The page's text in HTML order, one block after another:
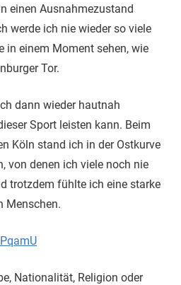
einen Ausnahmezustand
werde ich nie wieder so viele
in einem Moment sehen, wie
Tor.
dann wieder hautnah
Sport leisten kann. Beim
Köln stand ich in der Ostkurve
von denen ich viele noch nie
trotzdem fühlte ich eine starke
Menschen.
Nationalität, Religion oder